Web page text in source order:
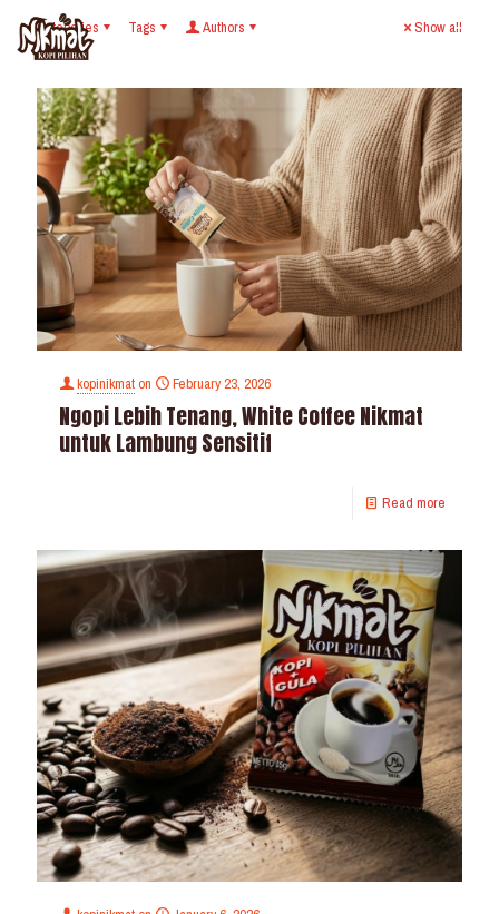
Categories Tags Authors Show all
kopinikmaton February 23, 2026
Ngopi Lebih Tenang, White Coffee Nikmat
untuk Lambung Sensitif
Read more